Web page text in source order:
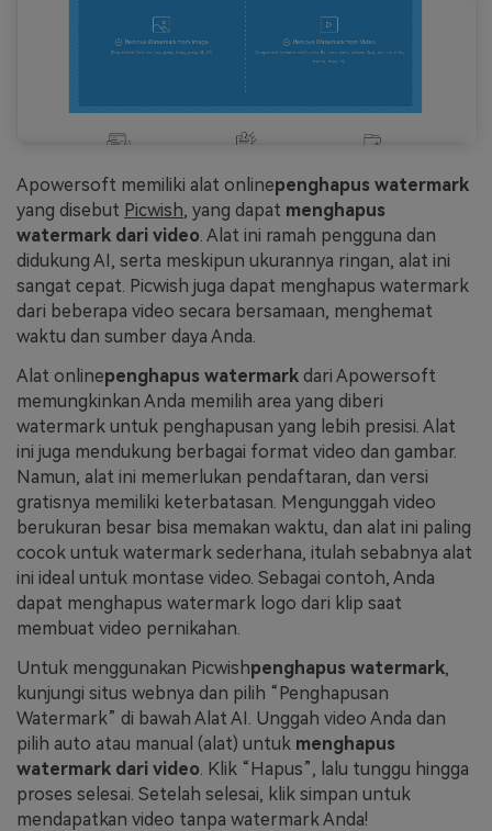
Apowersoft memiliki alat onlinepenghapus watermark
yang disebut Picwish, yang dapat menghapus
watermark dari video. Alat ini ramah pengguna dan
didukung AI, serta meskipun ukurannya ringan, alat ini
sangat cepat. Picwish juga dapat menghapus watermark
dari beberapa video secara bersamaan, menghemat
waktu dan sumber daya Anda.
Alat onlinepenghapus watermark dari Apowersoft
memungkinkan Anda memilih area yang diberi
watermark untuk penghapusan yang lebih presisi. Alat
ini juga mendukung berbagai format video dan gambar.
Namun, alat ini memerlukan pendaftaran, dan versi
gratisnya memiliki keterbatasan. Mengunggah video
berukuran besar bisa memakan waktu, dan alat ini paling
cocok untuk watermark sederhana, itulah sebabnya alat
ini ideal untuk montase video. Sebagai contoh, Anda
dapat menghapus watermark logo dari klip saat
membuat video pernikahan.
Untuk menggunakan Picwishpenghapus watermark,
kunjungi situs webnya dan pilih “Penghapusan
Watermark” di bawah Alat AI. Unggah video Anda dan
pilih auto atau manual (alat) untuk menghapus
watermark dari video. Klik “Hapus”, lalu tunggu hingga
proses selesai. Setelah selesai, klik simpan untuk
mendapatkan video tanpa watermark Anda!